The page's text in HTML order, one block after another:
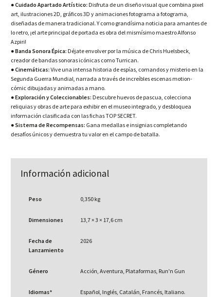
●Cuidado Apartado Artístico: Disfruta de un diseño visual que combina pixel
art, ilustraciones 2D, gráficos 3D y animaciones fotograma a fotograma,
diseñadas de manera tradicional. Y como grandísima noticia para amantes de
lo retro, ¡el arte principal de portada es obra del mismísimo maestro Alfonso
Azpiri!
●Banda Sonora Épica: Déjate envolver por la música de Chris Huelsbeck,
creador de bandas sonoras icónicas como Turrican.
●Cinemáticas:Vive una intensa historia de espías, comandos y misterio en la
Segunda Guerra Mundial, narrada a través de increíbles escenas motion-
cómic dibujadas y animadas a mano.
●Exploración y Coleccionables: Descubre huevos de pascua, colecciona
reliquias y obras de arte para exhibir en el museo integrado, y desbloquea
información clasificada con las fichas TOP SECRET.
●Sistema de Recompensas: Gana medallas e insignias completando
desafíos únicos y demuestra tu valor en el campo de batalla.
Información adicional
Peso 0,350 kg
Dimensiones 13,7 × 3 × 17,6 cm
Fecha de
Lanzamiento
2026
Género Acción, Aventura, Plataformas, Run'n Gun
Idiomas*
Español, Inglés, Catalán, Francés, Italiano.